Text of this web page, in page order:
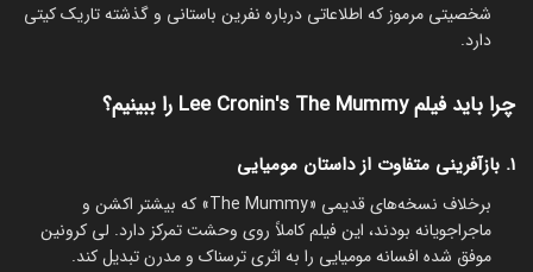
شخصیتی مرموز که اطلاعاتی درباره نفرین باستانی و گذشته تاریک کیتی
دارد.
چرا باید فیلم Lee Cronin's The Mummy را ببینیم؟
۱. بازآفرینی متفاوت از داستان مومیایی
برخلاف نسخه‌های قدیمی «The Mummy» که بیشتر اکشن و
ماجراجویانه بودند، این فیلم کاملاً روی وحشت تمرکز دارد. لی کرونین
موفق شده افسانه مومیایی را به اثری ترسناک و مدرن تبدیل کند.